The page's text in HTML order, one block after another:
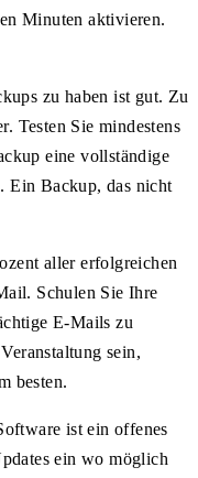
Minuten aktivieren.
zu haben ist gut. Zu
Testen Sie mindestens
eine vollständige
Ein Backup, das nicht
aller erfolgreichen
Schulen Sie Ihre
E-Mails zu
sein,
besten.
ist ein offenes
ein wo möglich